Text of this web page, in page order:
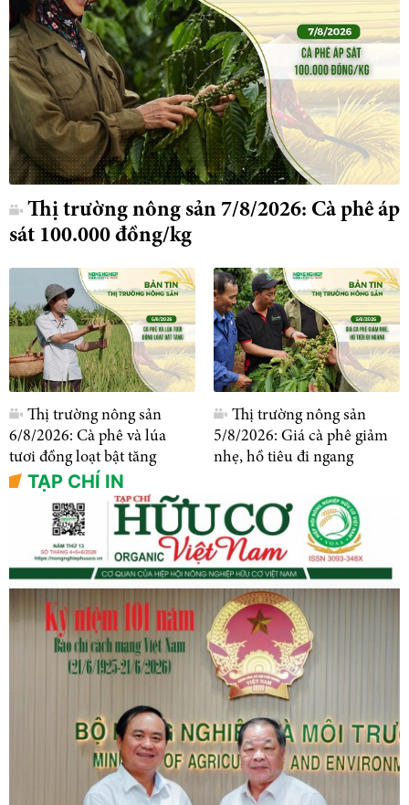
Thị trường nông sản 7/8/2026: Cà phê áp
sát 100.000 đồng/kg
Thị trường nông sản
6/8/2026: Cà phê và lúa
tươi đồng loạt bật tăng
Thị trường nông sản
5/8/2026: Giá cà phê giảm
nhẹ, hồ tiêu đi ngang
TẠP CHÍ IN